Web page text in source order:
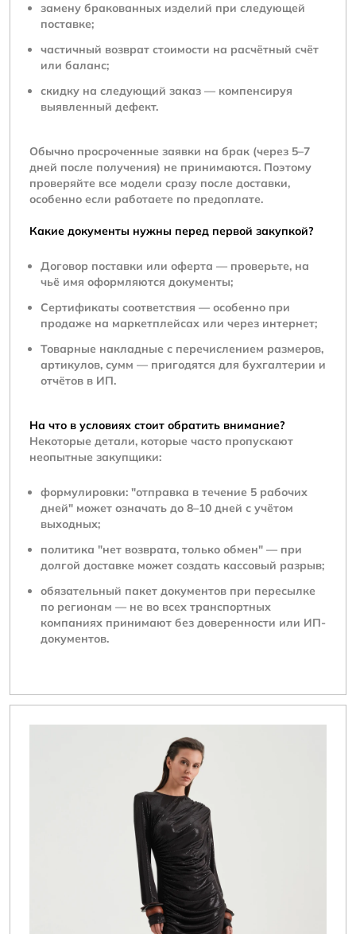
замену бракованных изделий при следующей
поставке;
частичный возврат стоимости на расчётный счёт
или баланс;
скидку на следующий заказ — компенсируя
выявленный дефект.
Обычно просроченные заявки на брак (через 5–7
дней после получения) не принимаются. Поэтому
проверяйте все модели сразу после доставки,
особенно если работаете по предоплате.
Какие документы нужны перед первой закупкой?
Договор поставки или оферта — проверьте, на
чьё имя оформляются документы;
Сертификаты соответствия — особенно при
продаже на маркетплейсах или через интернет;
Товарные накладные с перечислением размеров,
артикулов, сумм — пригодятся для бухгалтерии и
отчётов в ИП.
На что в условиях стоит обратить внимание?
Некоторые детали, которые часто пропускают
неопытные закупщики:
формулировки: "отправка в течение 5 рабочих
дней" может означать до 8–10 дней с учётом
выходных;
политика "нет возврата, только обмен" — при
долгой доставке может создать кассовый разрыв;
обязательный пакет документов при пересылке
по регионам — не во всех транспортных
компаниях принимают без доверенности или ИП-
документов.